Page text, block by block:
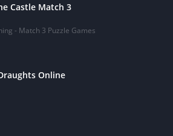
Castle Match 3
- Match 3 Puzzle Games
Online